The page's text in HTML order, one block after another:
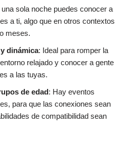
una sola noche puedes conocer a
a ti, algo que en otros contextos
meses.
dinámica: Ideal para romper la
relajado y conocer a gente
a las tuyas.
de edad: Hay eventos
para que las conexiones sean
de compatibilidad sean